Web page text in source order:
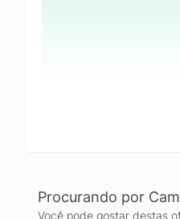
Procurando por
Você pode gostar destas